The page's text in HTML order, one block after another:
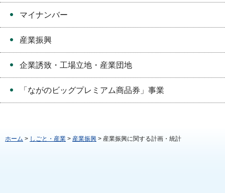
マイナンバー
産業振興
企業誘致・工場立地・産業団地
「ながのビッグプレミアム商品券」事業
ホーム > しごと・産業 > 産業振興 > 産業振興に関する計画・統計